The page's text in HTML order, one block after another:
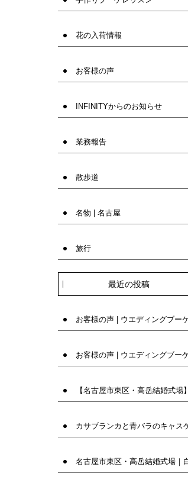
花の入荷情報
お客様の声
INFINITYからのお知らせ
業務報告
散歩道
名物 | 名古屋
旅行
最近の投稿